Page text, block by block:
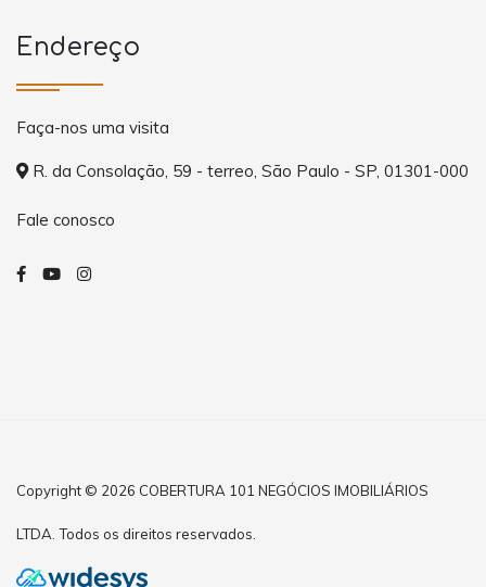
Endereço
Faça-nos uma visita
R. da Consolação, 59 - terreo, São Paulo - SP, 01301-000
Fale conosco
Copyright © 2026 COBERTURA 101 NEGÓCIOS IMOBILIÁRIOS
LTDA. Todos os direitos reservados.